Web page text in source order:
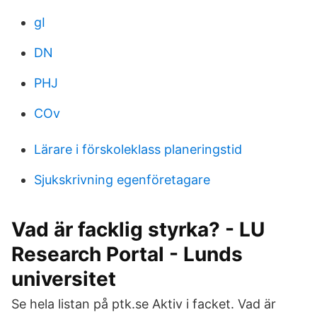
gI
DN
PHJ
COv
Lärare i förskoleklass planeringstid
Sjukskrivning egenföretagare
Vad är facklig styrka? - LU
Research Portal - Lunds
universitet
Se hela listan på ptk.se Aktiv i facket. Vad är